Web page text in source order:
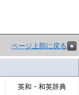
ページ上部に戻る
英和・和英辞典